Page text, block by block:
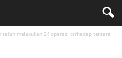
telah melakukan 24 operasi terhadap tentara